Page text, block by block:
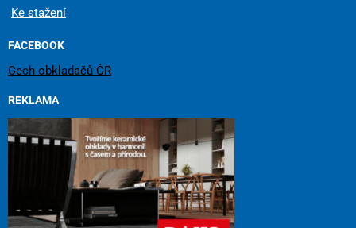
Ke stažení
FACEBOOK
Cech obkladačů ČR
REKLAMA